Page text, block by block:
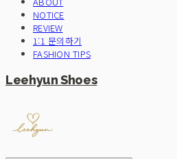
NOTICE
REVIEW
1:1 문의하기
FASHION TIPS
Leehyun Shoes